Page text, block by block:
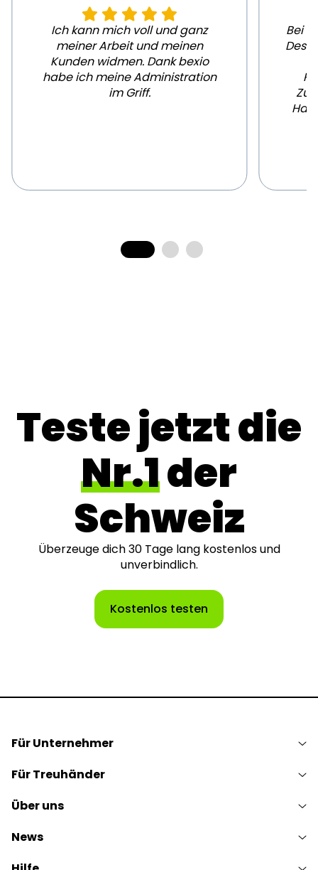
Ich kann mich voll und ganz
meiner Arbeit und meinen
Kunden widmen. Dank bexio
habe ich meine Administration
im Griff.
Bei
Teste jetzt die
Nr.1der
Schweiz
Überzeuge dich 30 Tage lang kostenlos und
unverbindlich.
Kostenlos testen
Für Unternehmer
Für Treuhänder
Über uns
News